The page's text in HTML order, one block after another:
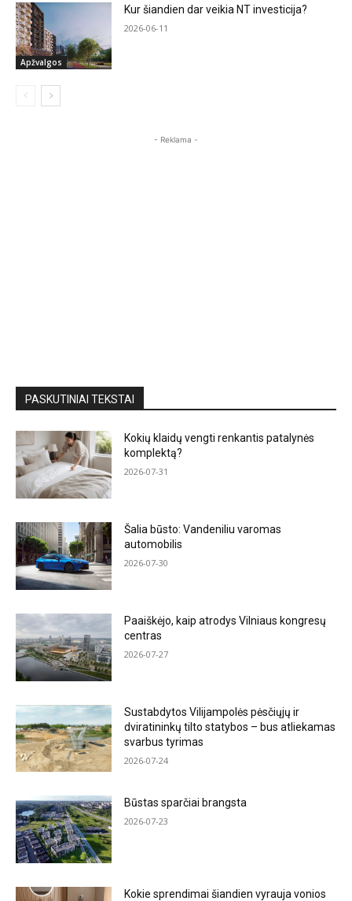
Apžvalgos
Kur šiandien dar veikia NT investicija?
2026-06-11
- Reklama -
PASKUTINIAI TEKSTAI
Kokių klaidų vengti renkantis patalynės
komplektą?
2026-07-31
Šalia būsto: Vandeniliu varomas
automobilis
2026-07-30
Paaiškėjo, kaip atrodys Vilniaus kongresų
centras
2026-07-27
Sustabdytos Vilijampolės pėsčiųjų ir
dviratininkų tilto statybos – bus atliekamas
svarbus tyrimas
2026-07-24
Būstas sparčiai brangsta
2026-07-23
Kokie sprendimai šiandien vyrauja vonios